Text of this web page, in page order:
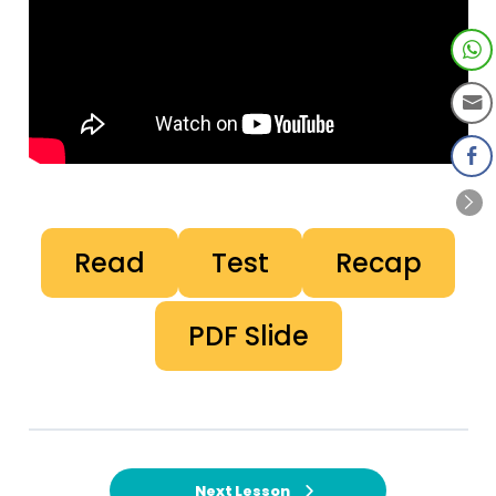
Read Test
Recap
PDF Slide
Next Lesson